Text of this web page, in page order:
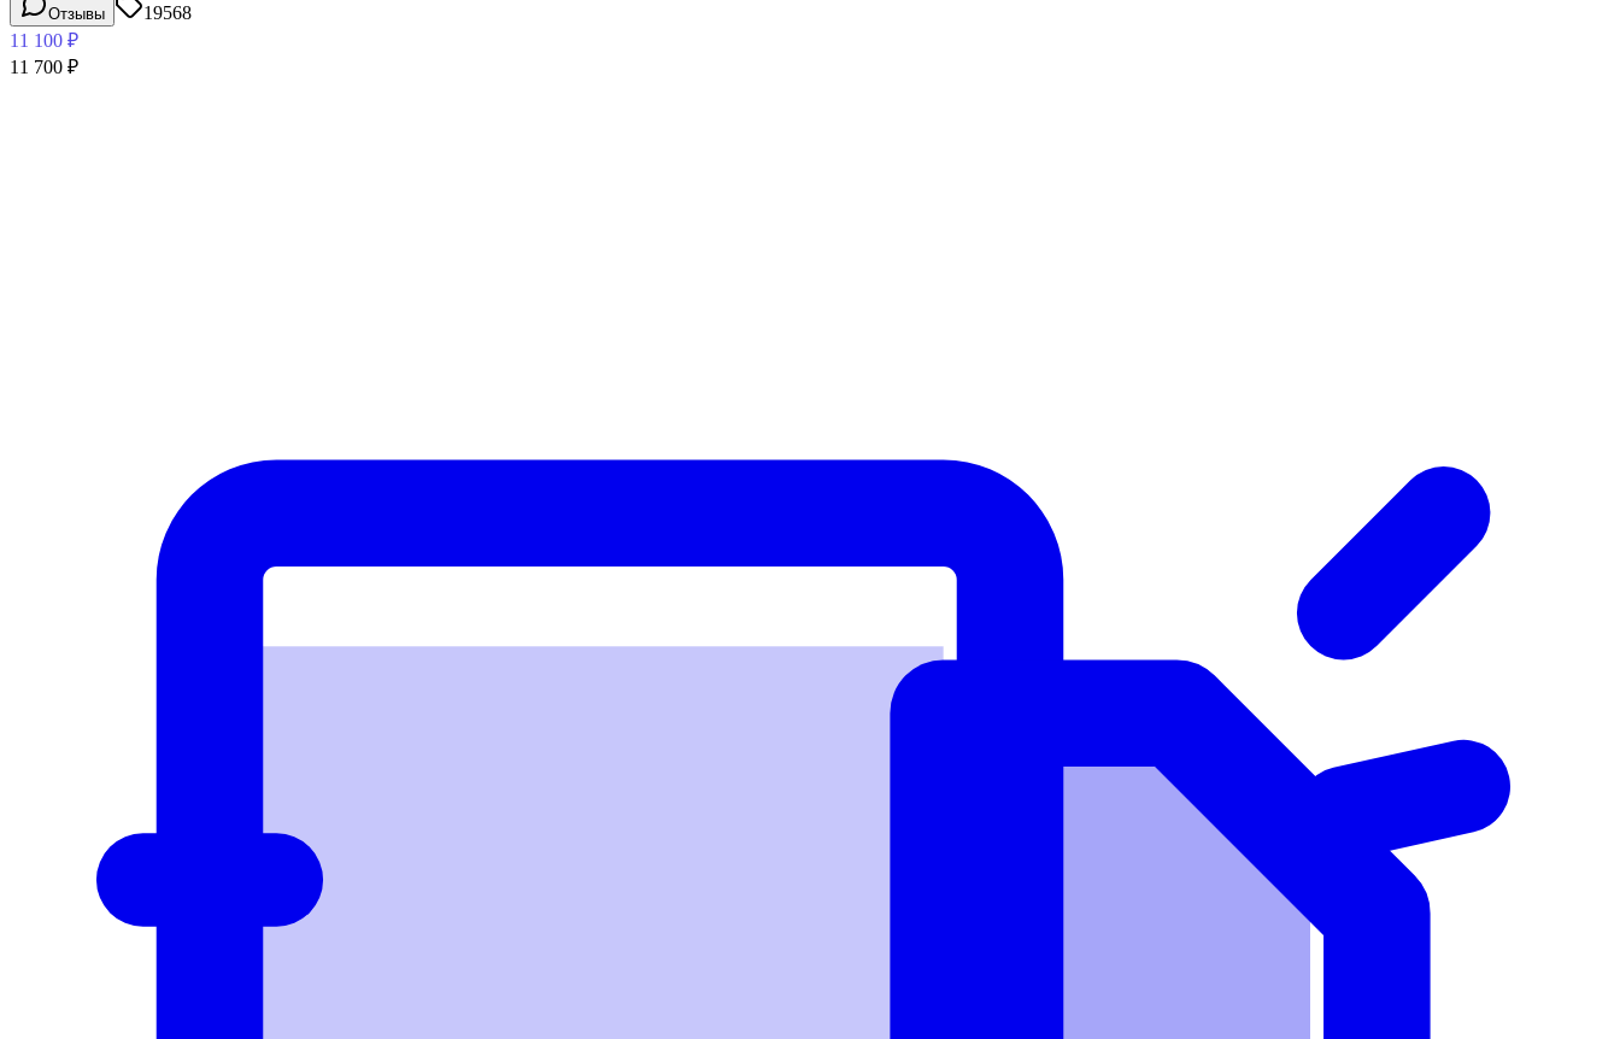
Отзывы
19568
11 100 ₽
11 700 ₽